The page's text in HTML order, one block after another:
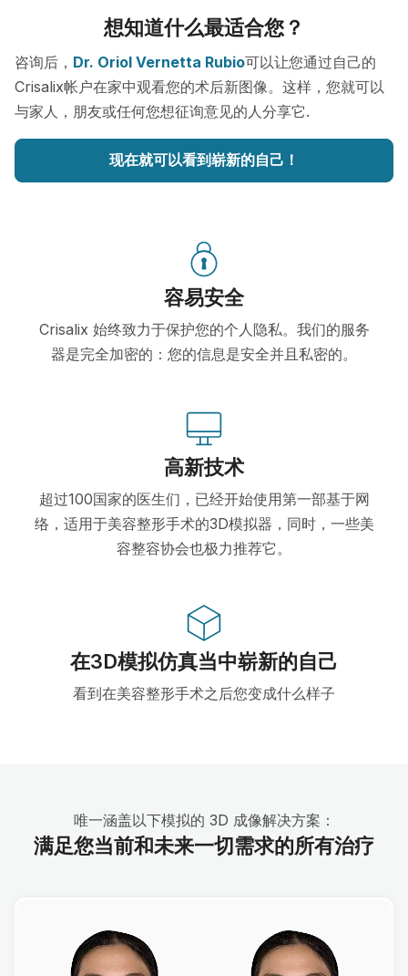
想知道什么最适合您？
咨询后， Dr. Oriol Vernetta Rubio可以让您通过自己的
Crisalix帐户在家中观看您的术后新图像。这样，您就可以
与家人，朋友或任何您想征询意见的人分享它.
现在就可以看到崭新的自己！
容易安全
Crisalix 始终致力于保护您的个人隐私。我们的服务
器是完全加密的：您的信息是安全并且私密的。
高新技术
超过100国家的医生们，已经开始使用第一部基于网
络，适用于美容整形手术的3D模拟器，同时，一些美
容整容协会也极力推荐它。
在3D模拟仿真当中崭新的自己
看到在美容整形手术之后您变成什么样子
唯一涵盖以下模拟的 3D 成像解决方案：
满足您当前和未来一切需求的所有治疗